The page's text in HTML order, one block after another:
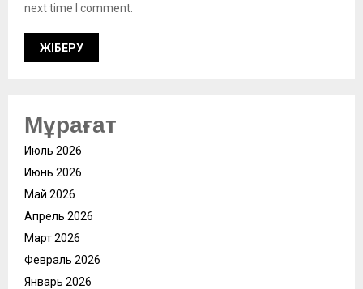
next time I comment.
Мұрағат
Июль 2026
Июнь 2026
Май 2026
Апрель 2026
Март 2026
Февраль 2026
Январь 2026